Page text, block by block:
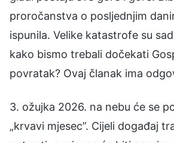
proročanstva o posljednjim
ispunila. Velike katastrofe su
kako bismo trebali dočekati
povratak? Ovaj članak ima
3. ožujka 2026. na nebu će se
„krvavi mjesec”. Cijeli događaj